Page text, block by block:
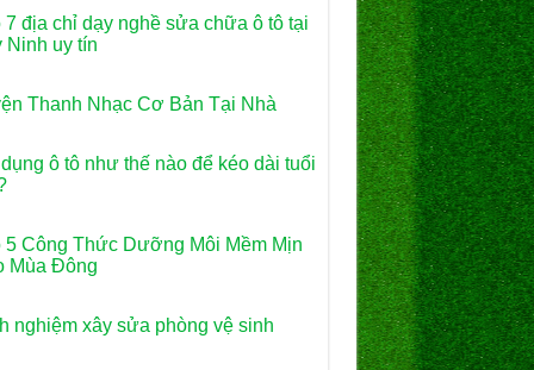
7 địa chỉ dạy nghề sửa chữa ô tô tại
Ninh uy tín
Thanh Nhạc Cơ Bản Tại Nhà
ô tô như thế nào để kéo dài tuổi
5 Công Thức Dưỡng Môi Mềm Mịn
Mùa Đông
nghiệm xây sửa phòng vệ sinh